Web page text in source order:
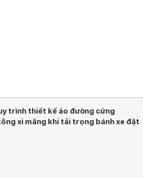
trình thiết kế áo đường cứng
xi măng khi tải trọng bánh xe đặt